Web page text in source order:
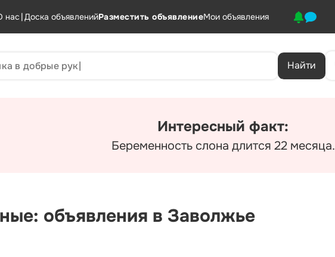
нас |Доска объявленийРазместить объявлениеМои объявления
Найти
Интересный факт:
Беременность слона длится 22 месяца.
объявления в Заволжье